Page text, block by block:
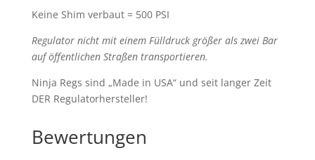
Keine Shim verbaut = 500 PSI
Regulator nicht mit einem Fülldruck größer als zwei Bar
auf öffentlichen Straßen transportieren.
Ninja Regs sind „Made in USA“ und seit langer Zeit
DER Regulatorhersteller!
Bewertungen